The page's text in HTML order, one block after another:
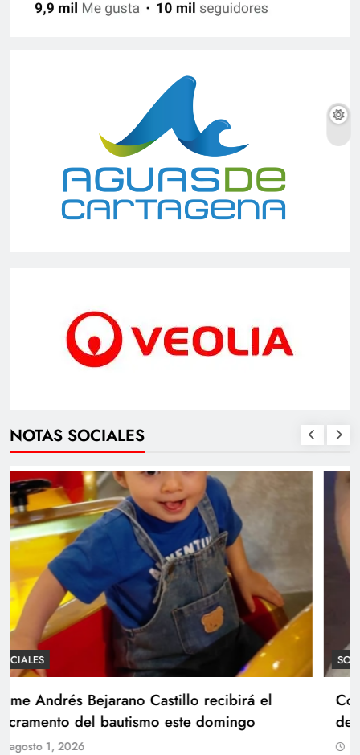
NOTAS SOCIALES
SOCIALES
Con amor y alegría celebran el cumpleaños
de Juan
agosto 1, 2026